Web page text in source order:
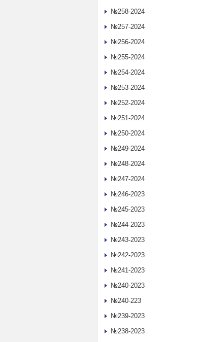
№258-2024
№257-2024
№256-2024
№255-2024
№254-2024
№253-2024
№252-2024
№251-2024
№250-2024
№249-2024
№248-2024
№247-2024
№246-2023
№245-2023
№244-2023
№243-2023
№242-2023
№241-2023
№240-2023
№240-223
№239-2023
№238-2023